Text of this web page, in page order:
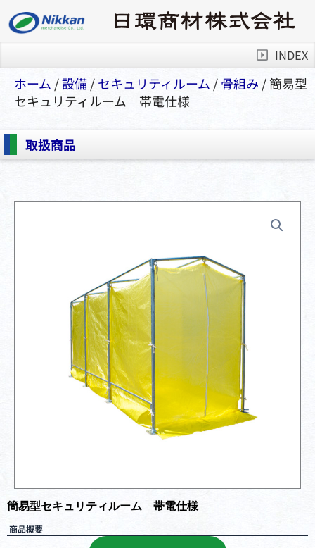
INDEX
ホーム /設備/セキュリティルーム /⾻組み / 簡易型
セキュリティルーム 帯電仕様
取扱商品
簡易型セキュリティルーム 帯電仕様
商品概要